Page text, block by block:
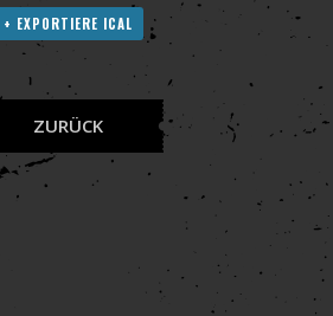
+ EXPORTIERE ICAL
ZURÜCK